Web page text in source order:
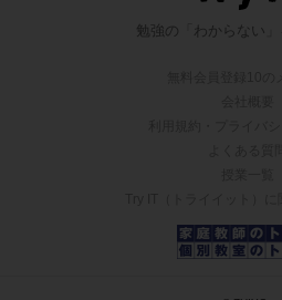
勉強の「わからない